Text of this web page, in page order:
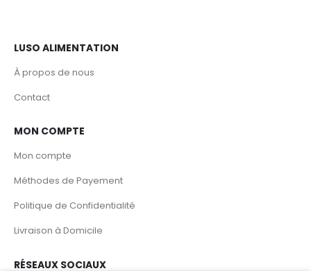
LUSO ALIMENTATION
À propos de nous
Contact
MON COMPTE
Mon compte
Méthodes de Payement
Politique de Confidentialité
Livraison à Domicile
RÉSEAUX SOCIAUX